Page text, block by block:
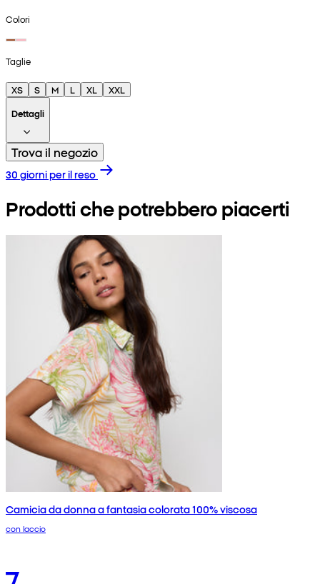
Colori
Taglie
XS S M L XL
XXL
Dettagli
Trova il negozio
30 giorni per il reso
Prodotti che potrebbero piacerti
Camicia da donna a fantasia colorata 100% viscosa
con laccio